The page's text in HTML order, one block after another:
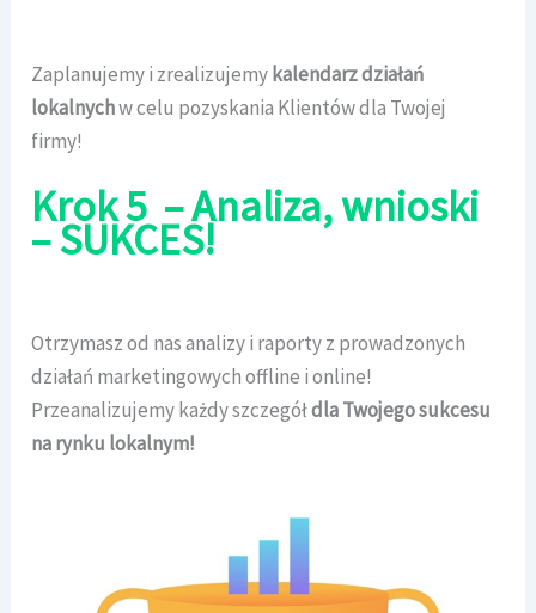
Zaplanujemy i zrealizujemy kalendarz działań
lokalnychw celu pozyskania Klientów dla Twojej
firmy!
Krok 5 – Analiza, wnioski
– SUKCES!
Otrzymasz od nas analizy i raporty z prowadzonych
działań marketingowych offline i online!
Przeanalizujemy każdy szczegółdla Twojego sukcesu
na rynku lokalnym!